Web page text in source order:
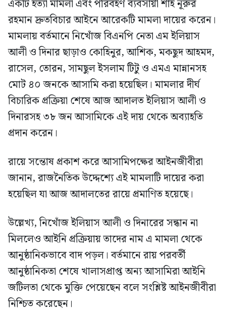
একটি হত্যা মামলা এবং পরিবহণ ব্যবসায়ী শাহ নূরুর
রহমান দ্রুতবিচার আইনে আরেকটি মামলা দায়ের করেন।
মামলায় বর্তমানে নিখোঁজ বিএনপি নেতা এম ইলিয়াস
আলী ও দিনার ছাড়াও কোহিনুর, আশিক, মকছুদ আহমদ,
রাসেল, তোরন, সামছুল ইসলাম টিটু ও এমএ মান্নানসহ
মোট ৪০ জনকে আসামি করা হয়েছিল। মামলার দীর্ঘ
বিচারিক প্রক্রিয়া শেষে আজ আদালত ইলিয়াস আলী ও
দিনারসহ ৩৮ জন আসামিকে এই দায় থেকে অব্যাহতি
প্রদান করেন।
রায়ে সন্তোষ প্রকাশ করে আসামিপক্ষের আইনজীবীরা
জানান, রাজনৈতিক উদ্দেশ্যে এই মামলাটি দায়ের করা
হয়েছিল যা আজ আদালতের রায়ে প্রমাণিত হয়েছে।
উল্লেখ্য, নিখোঁজ ইলিয়াস আলী ও দিনারের সন্ধান না
মিললেও আইনি প্রক্রিয়ায় তাদের নাম এ মামলা থেকে
আনুষ্ঠানিকভাবে বাদ পড়ল। বর্তমানে রায় পরবর্তী
আনুষ্ঠানিকতা শেষে খালাসপ্রাপ্ত অন্য আসামিরা আইনি
জটিলতা থেকে মুক্তি পেয়েছেন বলে সংশ্লিষ্ট আইনজীবীরা
নিশ্চিত করেছেন।